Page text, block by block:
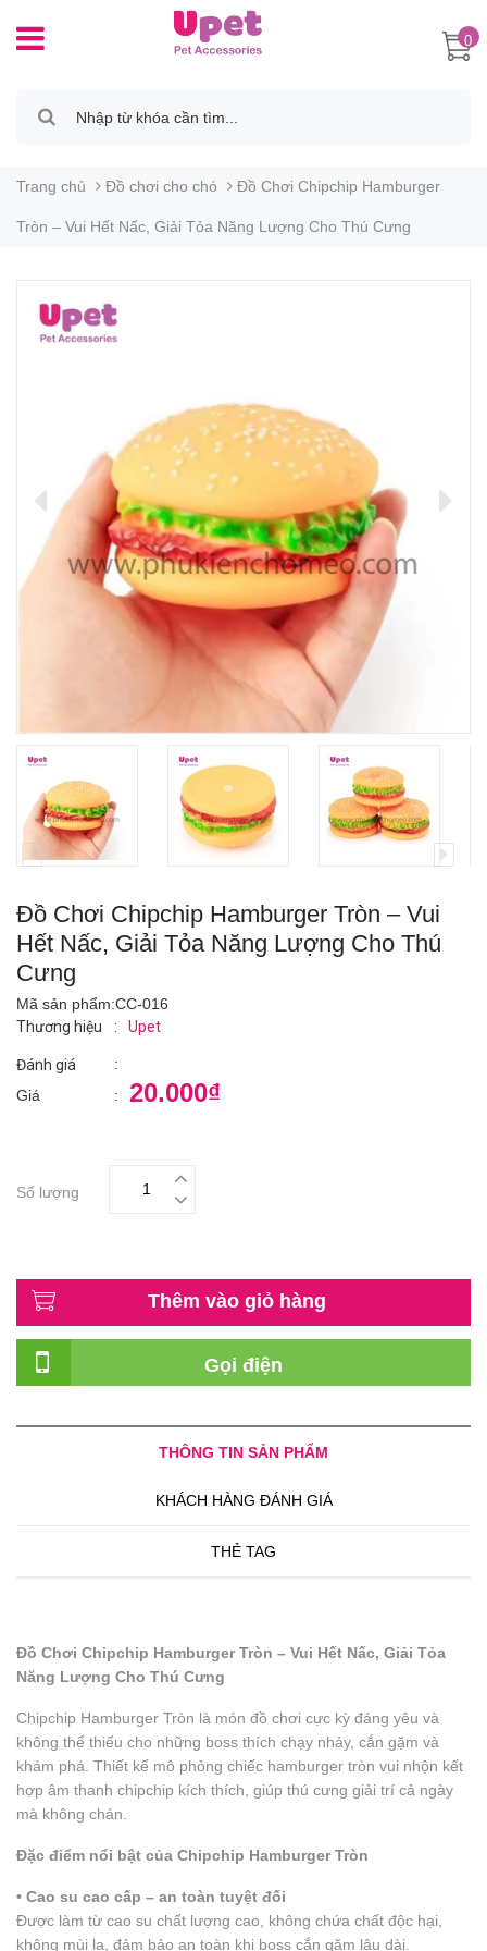
0
Trang chủ Đồ chơi cho chó Đồ Chơi Chipchip Hamburger
Tròn – Vui Hết Nấc, Giải Tỏa Năng Lượng Cho Thú Cưng
Đồ Chơi Chipchip Hamburger Tròn – Vui
Hết Nấc, Giải Tỏa Năng Lượng Cho Thú
Cưng
Mã sản phẩm:CC-016
Thương hiệu
: Upet
Đánh giá
:
Giá
: 20.000₫
Số lượng
Thêm vào giỏ hàng
Gọi điện
THÔNG TIN SẢN PHẨM
KHÁCH HÀNG ĐÁNH GIÁ
THẺ TAG
Đồ Chơi Chipchip Hamburger Tròn – Vui Hết Nấc, Giải Tỏa
Năng Lượng Cho Thú Cưng
Chipchip Hamburger Tròn là món đồ chơi cực kỳ đáng yêu và
không thể thiếu cho những boss thích chạy nhảy, cắn gặm và
khám phá. Thiết kế mô phỏng chiếc hamburger tròn vui nhộn kết
hợp âm thanh chipchip kích thích, giúp thú cưng giải trí cả ngày
mà không chán.
Đặc điểm nổi bật của Chipchip Hamburger Tròn
• Cao su cao cấp – an toàn tuyệt đối
Được làm từ cao su chất lượng cao, không chứa chất độc hại,
không mùi lạ, đảm bảo an toàn khi boss cắn gặm lâu dài.